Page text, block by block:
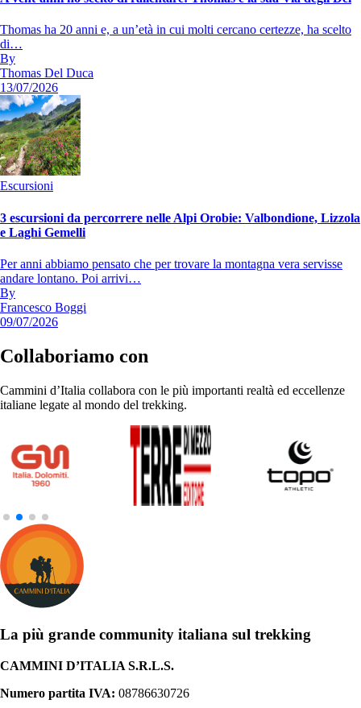
Thomas ha 20 anni e, a un’età in cui molti cercano certezze, ha scelto
di…
By
Thomas Del Duca
13/07/2026
Escursioni
3 escursioni da percorrere nelle Alpi Orobie: Valbondione, Lizzola
e Laghi Gemelli
Per anni abbiamo pensato che per trovare la montagna vera servisse
andare lontano. Poi arrivi…
By
Francesco Boggi
09/07/2026
Collaboriamo con
Cammini d’Italia collabora con le più importanti realtà ed eccellenze
italiane legate al mondo del trekking.
La più grande community italiana sul trekking
CAMMINI D’ITALIA S.R.L.S.
Numero partita IVA: 08786630726